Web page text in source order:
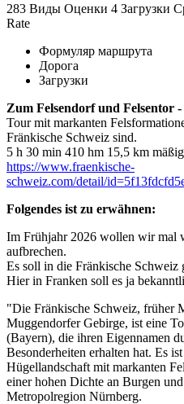
283 Виды Оценки 4 Загрузки
Rate
Формуляр маршрута
Дорога
Загрузки
Zum Felsendorf und Felsentor
Tour mit markanten
Fränkische Schweiz sind.
5 h 30 min 410 hm 15,5 km mäßig
https://www.fraenkische-
schweiz.com/detail/
Folgendes ist zu erwähnen:
Im Frühjahr 2026 wollen wir mal
aufbrechen.
Es soll in die Fränkische Schweiz
Hier in Franken soll es ja
"Die Fränkische Schweiz, früher
Muggendorfer Gebirge, ist eine
(Bayern), die ihren Eigennamen
Besonderheiten erhalten hat. Es
Hügellandschaft mit markanten
einer hohen Dichte an Burgen
Metropolregion Nürnberg.